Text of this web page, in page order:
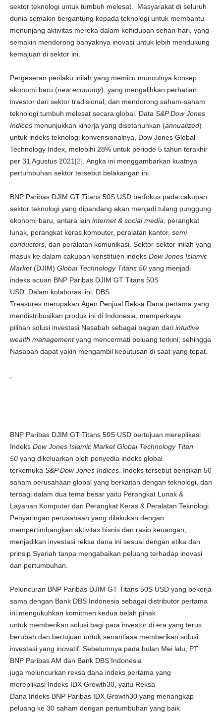
sektor teknologi untuk tumbuh melesat. Masyarakat di seluruh
dunia semakin bergantung kepada teknologi untuk membantu
menunjang aktivitas mereka dalam kehidupan sehari-hari, yang
semakin mendorong banyaknya inovasi untuk lebih mendukung
kemajuan di sektor ini.
Pergeseran perilaku inilah yang memicu munculnya konsep
ekonomi baru (new economy), yang mengalihkan perhatian
investor dari sektor tradisional, dan mendorong saham-saham
teknologi tumbuh melesat secara global. Data S&P Dow Jones
Indices menunjukkan kinerja yang disetahunkan (annualized)
untuk indeks teknologi konvensionalnya, Dow Jones Global
Technology Index, melebihi 28% untuk periode 5 tahun terakhir
per 31 Agustus 2021 [2] . Angka ini menggambarkan kuatnya
pertumbuhan sektor tersebut belakangan ini.
BNP Paribas DJIM GT Titans 50S USD berfokus pada cakupan
sektor teknologi yang dipandang akan menjadi tulang punggung
ekonomi baru, antara lain internet & social media , perangkat
lunak, perangkat keras komputer, peralatan kantor, semi
conductors , dan peralatan komunikasi. Sektor-sektor inilah yang
masuk ke dalam cakupan konstituen indeks Dow Jones Islamic
Market(DJIM) Global Technology Titans 50 yang menjadi
indeks acuan BNP Paribas DJIM GT Titans 50S
USD. Dalam kolaborasi ini, DBS
Treasures merupakan Agen Penjual Reksa Dana pertama yang
mendistribusikan produk ini di Indonesia, memperkaya
pilihan solusi investasi Nasabah sebagai bagian dari intuitive
wealth managementyang mencermati peluang terkini, sehingga
Nasabah dapat yakin mengambil keputusan di saat yang tepat.
BNP Paribas DJIM GT Titans 50S USD bertujuan mereplikasi
Indeks Dow Jones Islamic Market Global Technology Titan
50 yang dikeluarkan oleh penyedia indeks global
terkemuka S&P DowJones Indices . Indeks tersebut berisikan 50
saham perusahaan global yang berkaitan dengan teknologi, dan
terbagi dalam dua tema besar yaitu Perangkat Lunak &
Layanan Komputer dan Perangkat Keras & Peralatan Teknologi.
Penyaringan perusahaan yang dilakukan dengan
mempertimbangkan aktivitas bisnis dan rasio keuangan,
menjadikan investasi reksa dana ini sesuai dengan etika dan
prinsip Syariah tanpa mengabaikan peluang terhadap inovasi
dan pertumbuhan.
Peluncuran BNP Paribas DJIM GT Titans 50S USD yang bekerja
sama dengan Bank DBS Indonesia sebagai distributor pertama
ini mengukuhkan komitmen kedua belah pihak
untuk memberikan solusi bagi para investor di era yang terus
berubah dan bertujuan untuk senantiasa memberikan solusi
investasi yang inovatif. Sebelumnya pada bulan Mei lalu, PT
BNP Paribas AM dan Bank DBS Indonesia
juga meluncurkan reksa dana indeks pertama yang
mereplikasi Indeks IDX Growth30, yaitu Reksa
Dana Indeks BNP Paribas IDX Growth30 yang menangkap
peluang ke 30 saham dengan pertumbuhan yang baik.